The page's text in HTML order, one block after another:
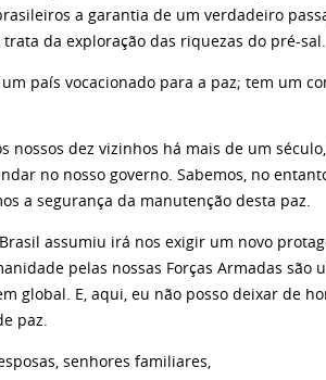
a garantia de um verdadeiro
da exploração das riquezas do pré-sal.
país vocacionado para a paz; tem um
nossos dez vizinhos há mais de um
no nosso governo. Sabemos, no
a segurança da manutenção desta paz.
assumiu irá nos exigir um novo
pelas nossas Forças Armadas são
global. E, aqui, eu não posso deixar de
paz.
senhores familiares,